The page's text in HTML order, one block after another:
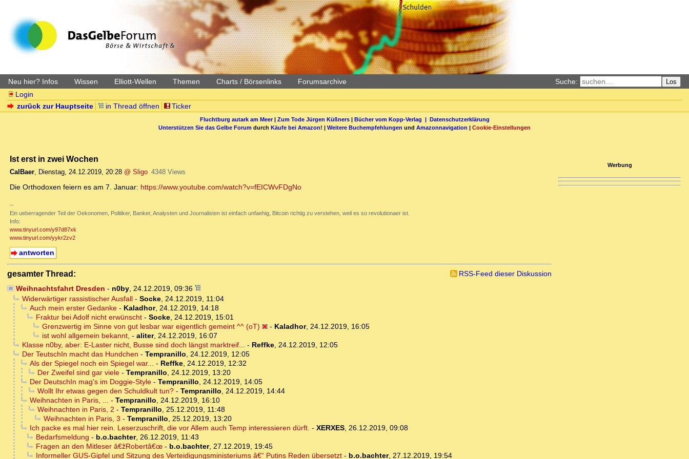
Neu hier? Infos Wissen Elliott-Wellen Themen Charts / Börsenlinks Forumsarchive Suche: Los
Login
zurück zur Hauptseite
in Thread öffnen Ticker
Fluchtburg autark am Meer| Zum Tode Jürgen Küßners| Bücher vom Kopp-Verlag | Datenschutzerklärung
Unterstützen Sie das Gelbe Forum durch Käufe bei Amazon! | Weitere Buchempfehlungen und Amazonnavigation | Cookie-Einstellungen
Ist erst in zwei Wochen
CalBaer, Dienstag, 24.12.2019, 20:28 @ Sligo 4348 Views
Die Orthodoxen feiern es am 7. Januar: https://www.youtube.com/watch?v=fEICWvFDgNo
--
Ein ueberragender Teil der Oekonomen, Politiker, Banker, Analysten und Journalisten ist einfach unfaehig, Bitcoin richtig zu verstehen, weil es so revolutionaer ist.
Info:
www.tinyurl.com/y97d87xk
www.tinyurl.com/yykr2zv2
antworten
gesamter Thread:
RSS-Feed dieser Diskussion
Weihnachtsfahrt Dresden - n0by, 24.12.2019, 09:36
Widerwärtiger rassistischer Ausfall- Socke, 24.12.2019, 11:04
Auch mein erster Gedanke- Kaladhor, 24.12.2019, 14:18
Fraktur bei Adolf nicht erwünscht- Socke, 24.12.2019, 15:01
Grenzwertig im Sinne von gut lesbar war eigentlich gemeint ^^ (oT)
- Kaladhor, 24.12.2019, 16:05
ist wohl allgemein bekannt, - aliter, 24.12.2019, 16:07
Klasse n0by, aber: E-Laster nicht, Busse sind doch längst marktreif... - Reffke, 24.12.2019, 12:05
Der TeutschIn macht das Hundchen - Tempranillo, 24.12.2019, 12:05
Als der Spiegel noch ein Spiegel war... - Reffke, 24.12.2019, 12:32
Der Zweifel sind gar viele- Tempranillo, 24.12.2019, 13:20
Der DeutschIn mag's im Doggie-Style- Tempranillo, 24.12.2019, 14:05
Wollt Ihr etwas gegen den Schuldkult tun?- Tempranillo, 24.12.2019, 14:44
Weihnachten in Paris, ... - Tempranillo, 24.12.2019, 16:10
Weihnachten in Paris, 2 - Tempranillo, 25.12.2019, 11:48
Weihnachten in Paris, 3 - Tempranillo, 25.12.2019, 13:20
Ich packe es mal hier rein. Leserzuschrift, die vor Allem auch Temp interessieren dürft. - XERXES, 26.12.2019, 09:08
Bedarfsmeldung - b.o.bachter, 26.12.2019, 11:43
Fragen an den Mitleser â€žRobertâ€œ- b.o.bachter, 27.12.2019, 19:45
Informeller GUS-Gipfel und Sitzung des Verteidigungsministeriums â€“ Putins Reden übersetzt- b.o.bachter, 27.12.2019, 19:54
Werbung